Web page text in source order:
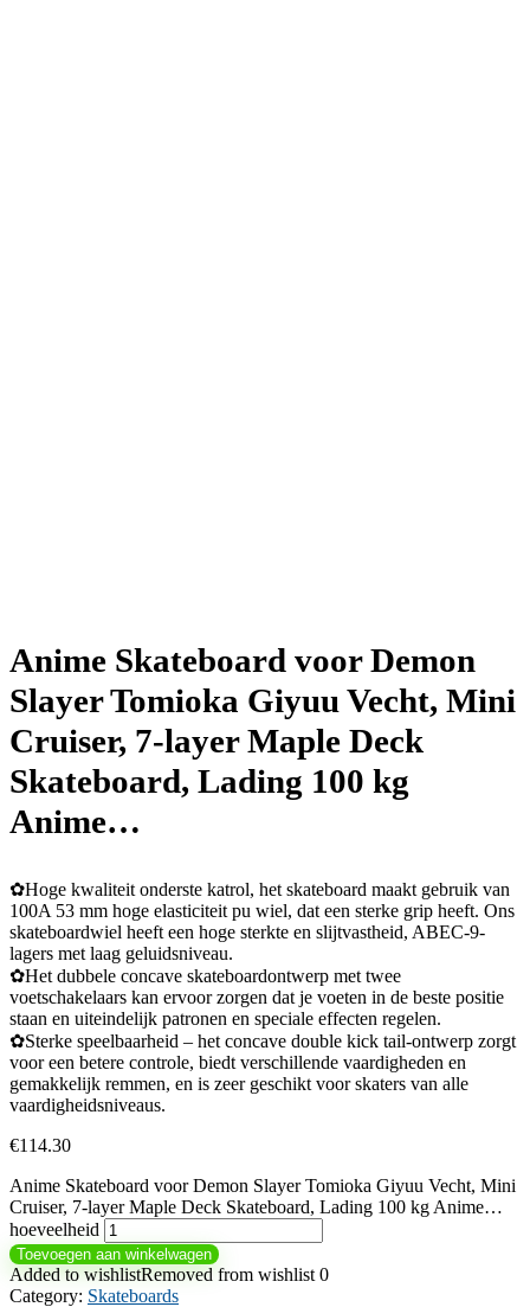
Anime Skateboard voor Demon
Slayer Tomioka Giyuu Vecht, Mini
Cruiser, 7-layer Maple Deck
Skateboard, Lading 100 kg
Anime…
✿Hoge kwaliteit onderste katrol, het skateboard maakt gebruik van
100A 53 mm hoge elasticiteit pu wiel, dat een sterke grip heeft. Ons
skateboardwiel heeft een hoge sterkte en slijtvastheid, ABEC-9-
lagers met laag geluidsniveau.
✿Het dubbele concave skateboardontwerp met twee
voetschakelaars kan ervoor zorgen dat je voeten in de beste positie
staan ​​en uiteindelijk patronen en speciale effecten regelen.
✿Sterke speelbaarheid – het concave double kick tail-ontwerp zorgt
voor een betere controle, biedt verschillende vaardigheden en
gemakkelijk remmen, en is zeer geschikt voor skaters van alle
vaardigheidsniveaus.
€114.30
Anime Skateboard voor Demon Slayer Tomioka Giyuu Vecht, Mini
Cruiser, 7-layer Maple Deck Skateboard, Lading 100 kg Anime…
hoeveelheid
Toevoegen aan winkelwagen
Added to wishlistRemoved from wishlist 0
Category: Skateboards